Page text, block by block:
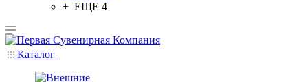
+ ЕЩЕ 4
Каталог